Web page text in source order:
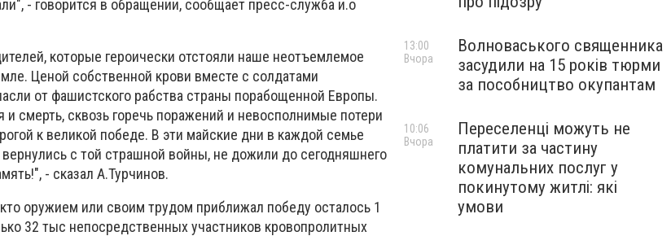
- говорится в обращении, сообщает пресс-служба и.о
которые героически отстояли наше неотъемлемое
Ценой собственной крови вместе с солдатами
от фашистского рабства страны порабощенной Европы.
и смерть, сквозь горечь поражений и невосполнимые потери
к великой победе. В эти майские дни в каждой семье
с той страшной войны, не дожили до сегодняшнего
- сказал А.Турчинов.
оружием или своим трудом приближал победу осталось 1
32 тыс непосредственных участников кровопролитных
Волноваського священника
засудили на 15 років тюрми
за пособництво окупантам
13:00
Вчора
Переселенці можуть не
платити за частину
комунальних послуг у
покинутому житлі: які
умови
10:06
Вчора